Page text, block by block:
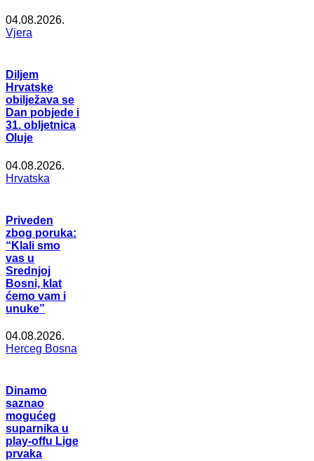
04.08.2026.
Vjera
Diljem
Hrvatske
obilježava se
Dan pobjede i
31. obljetnica
Oluje
04.08.2026.
Hrvatska
Priveden
zbog poruka:
“Klali smo
vas u
Srednjoj
Bosni, klat
ćemo vam i
unuke”
04.08.2026.
Herceg Bosna
Dinamo
saznao
mogućeg
suparnika u
play-offu Lige
prvaka